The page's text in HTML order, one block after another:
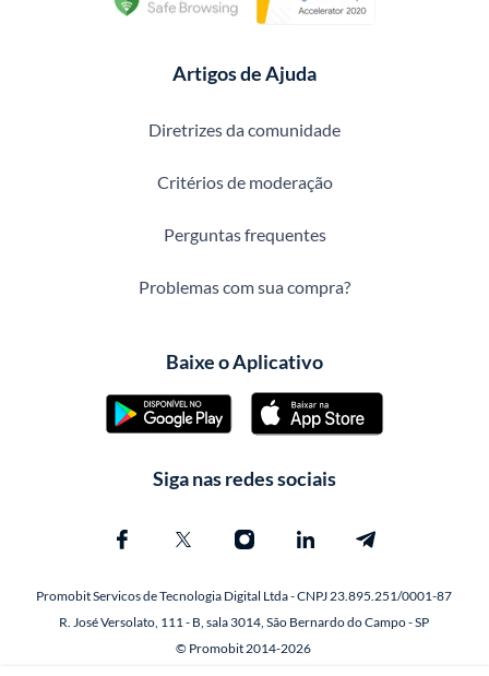
Artigos de Ajuda
Diretrizes da comunidade
Critérios de moderação
Perguntas frequentes
Problemas com sua compra?
Baixe o Aplicativo
Siga nas redes sociais
Promobit Servicos de Tecnologia Digital Ltda - CNPJ 23.895.251/0001-87
R. José Versolato, 111 - B, sala 3014, São Bernardo do Campo - SP
© Promobit 2014-2026